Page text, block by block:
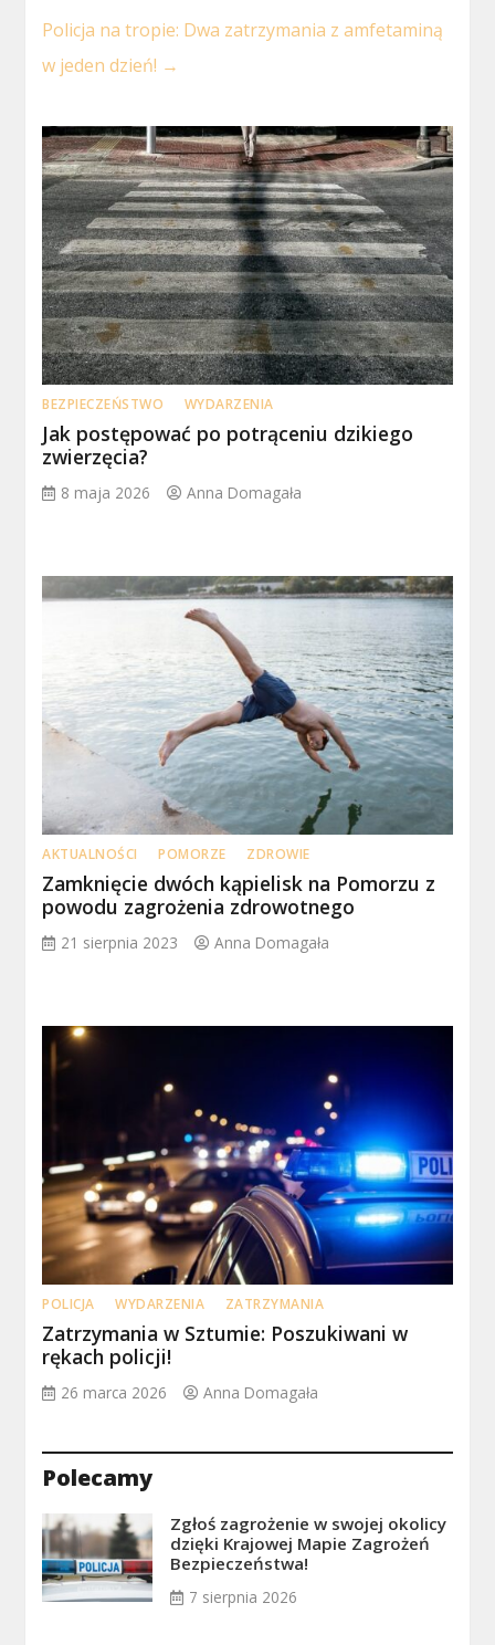
Policja na tropie: Dwa zatrzymania z amfetaminą
w jeden dzień! →
BEZPIECZEŃSTWO WYDARZENIA
Jak postępować po potrąceniu dzikiego
zwierzęcia?
8 maja 2026 Anna Domagała
AKTUALNOŚCI POMORZE ZDROWIE
Zamknięcie dwóch kąpielisk na Pomorzu z
powodu zagrożenia zdrowotnego
21 sierpnia 2023 Anna Domagała
POLICJA WYDARZENIA ZATRZYMANIA
Zatrzymania w Sztumie: Poszukiwani w
rękach policji!
26 marca 2026 Anna Domagała
Polecamy
Zgłoś zagrożenie w swojej okolicy
dzięki Krajowej Mapie Zagrożeń
Bezpieczeństwa!
7 sierpnia 2026